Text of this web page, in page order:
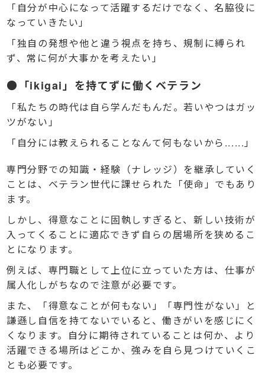
「自分が中心になって活躍するだけでなく、名脇役に
なっていきたい」
「独自の発想や他と違う視点を持ち、規制に縛られ
ず、常に何が大事かを考えたい」
●「ikigai」を持てずに働くベテラン
「私たちの時代は自ら学んだもんだ。若いやつはガッ
ツがない」
「自分には教えられることなんて何もないから......」
専門分野での知識・経験（ナレッジ）を継承していく
ことは、ベテラン世代に課せられた「使命」でもあり
ます。
しかし、得意なことに固執しすぎると、新しい技術が
入ってくることに適応できず自らの居場所を狭めるこ
とになります。
例えば、専門職として上位に立っていた方は、仕事が
属人化しがちなので注意が必要です。
また、「得意なことが何もない」「専門性がない」と
謙遜し自信を持てないでいると、働きがいを感じにく
くなります。自分に期待されていることは何か、より
活躍できる場所はどこか、強みを自ら見つけていくこ
とも必要です。